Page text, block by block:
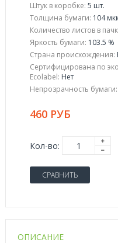
Штук в коробке: 5 шт.
Толщина бумаги: 104
Количество листов в
Яркость бумаги: 103.5 %
Страна происхождения:
Сертифицирована по
Ecolabel: Нет
Непрозрачность бумаги:
460 РУБ
Кол-во:
СРАВНИТЬ
ОПИСАНИЕ